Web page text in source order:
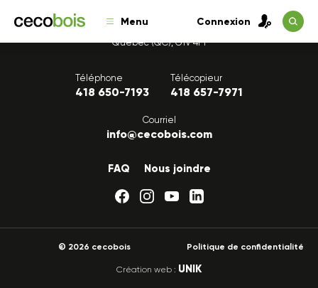
Menu Connexion
1175, avenue Lavigerie, Bureau 200
Québec (QC), G1V 4P1
Téléphone
418 650-7193
Télécopieur
418 657-7971
Courriel
info@cecobois.com
FAQ Nous joindre
© 2026 cecobois Politique de confidentialité
Création web : UNIK